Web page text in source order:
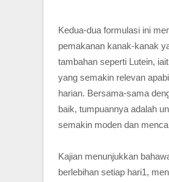
Kedua-dua formulasi ini
pemakanan kanak-kanak
tambahan seperti Lutein,
yang semakin relevan
harian. Bersama-sama
baik, tumpuannya adalah
semakin moden dan
Kajian menunjukkan
berlebihan setiap hari1,